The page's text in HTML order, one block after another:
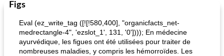
Figs
Eval (ez_write_tag ([![!580,400], "organicfacts_net-
medrectangle-4", 'ezslot_1', 131, '0']))); En médecine
ayurvédique, les figues ont été utilisées pour traiter de
nombreuses maladies, y compris les hémorroïdes. Les